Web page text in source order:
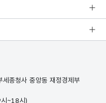
종청사 중앙동 재정경제부
~18시)